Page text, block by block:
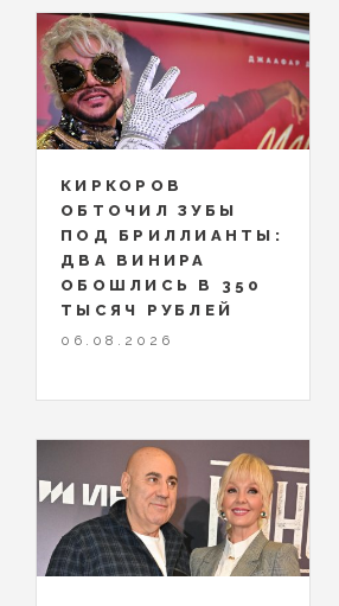
КИРКОРОВ
ОБТОЧИЛ ЗУБЫ
ПОД БРИЛЛИАНТЫ:
ДВА ВИНИРА
ОБОШЛИСЬ В 350
ТЫСЯЧ РУБЛЕЙ
06.08.2026